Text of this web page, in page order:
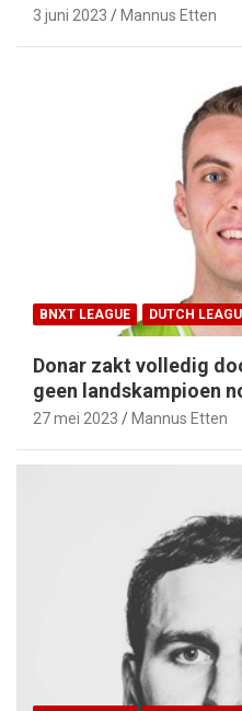
3 juni 2023 Mannus Etten
BNXT LEAGUE DUTCH
Donar zakt volledig
geen landskampioen
27 mei 2023 Mannus Etten